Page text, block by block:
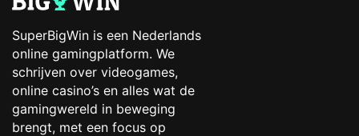
SuperBigWin is een Nederlands
online gamingplatform. We
schrijven over videogames,
online casino’s en alles wat de
gamingwereld in beweging
brengt, met een focus op